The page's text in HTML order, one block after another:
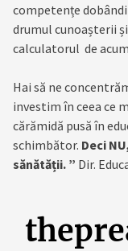
competențe
drumul cunoașterii
calculatorul de
Hai să ne
investim în ceea ce
cărămidă pusă în
schimbător. Deci
sănătății. ” Dir.